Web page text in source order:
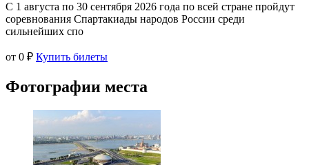
С 1 августа по 30 сентября 2026 года по всей стране пройдут
соревнования Спартакиады народов России среди
сильнейших спо
от 0 ₽ Купить билеты
Фотографии места